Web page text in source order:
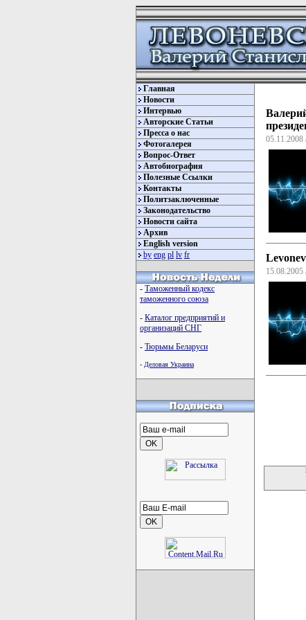
Главная
Новости
Интервью
Авторские Статьи
Пресса о нас
Фотогалерея
Вопрос-Ответ
Автобиография
Полезные Ссылки
Контакты
Политзаключенные
Законодательство
Новости сайта
Архив
English version
by eng pl lv fr
- Таможенный кодекс
таможенного союза
- Каталог предприятий и
организаций СНГ
- Тюрьмы Беларуси
- Деловая Украина
05.11.2008
15.08.2005